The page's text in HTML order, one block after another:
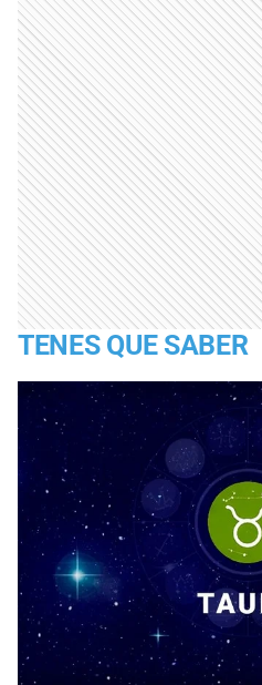
TENES QUE SABER